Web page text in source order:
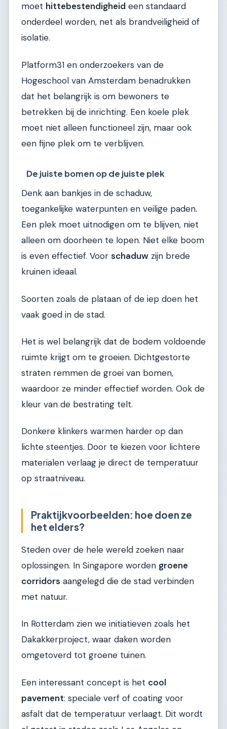
moet hittebestendigheid een standaard
onderdeel worden, net als brandveiligheid of
isolatie.
Platform31 en onderzoekers van de
Hogeschool van Amsterdam benadrukken
dat het belangrijk is om bewoners te
betrekken bij de inrichting. Een koele plek
moet niet alleen functioneel zijn, maar ook
een fijne plek om te verblijven.
De juiste bomen op de juiste plek
Denk aan bankjes in de schaduw,
toegankelijke waterpunten en veilige paden.
Een plek moet uitnodigen om te blijven, niet
alleen om doorheen te lopen. Niet elke boom
is even effectief. Voor schaduw zijn brede
kruinen ideaal.
Soorten zoals de plataan of de iep doen het
vaak goed in de stad.
Het is wel belangrijk dat de bodem voldoende
ruimte krijgt om te groeien. Dichtgestorte
straten remmen de groei van bomen,
waardoor ze minder effectief worden. Ook de
kleur van de bestrating telt.
Donkere klinkers warmen harder op dan
lichte steentjes. Door te kiezen voor lichtere
materialen verlaag je direct de temperatuur
op straatniveau.
Praktijkvoorbeelden: hoe doen ze
het elders?
Steden over de hele wereld zoeken naar
oplossingen. In Singapore worden groene
corridors aangelegd die de stad verbinden
met natuur.
In Rotterdam zien we initiatieven zoals het
Dakakkerproject, waar daken worden
omgetoverd tot groene tuinen.
Een interessant concept is het cool
pavement: speciale verf of coating voor
asfalt dat de temperatuur verlaagt. Dit wordt